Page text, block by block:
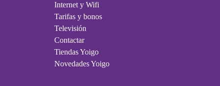
Internet y Wifi
Tarifas y bonos
Televisión
Contactar
Tiendas Yoigo
Novedades Yoigo